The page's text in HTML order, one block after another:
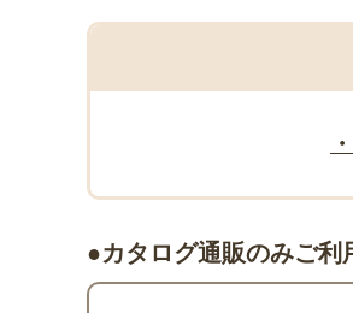
●カタログ通販のみご利